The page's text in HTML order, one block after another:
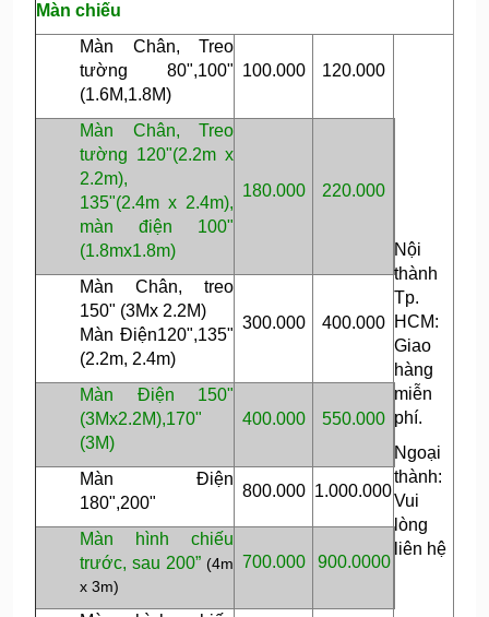
Màn chiếu
Màn Chân, Treo
tường 80",100"
(1.6M,1.8M)
100.000 120.000
Nội
thành
Tp.
HCM:
Giao
hàng
miễn
phí.
Ngoại
thành:
Vui
lòng
liên hệ
Màn Chân, Treo
tường 120"(2.2m x
2.2m),
135"(2.4m x 2.4m),
màn điện 100"
(1.8mx1.8m)
180.000 220.000
Màn Chân, treo
150" (3Mx 2.2M)
Màn Điện120",135"
(2.2m, 2.4m)
300.000 400.000
Màn Điện 150"
(3Mx2.2M),170"
(3M)
400.000 550.000
Màn Điện
180",200"
800.000 1.000.000
Màn hình chiếu
trước, sau 200” (4m
x 3m)
700.000 900.0000